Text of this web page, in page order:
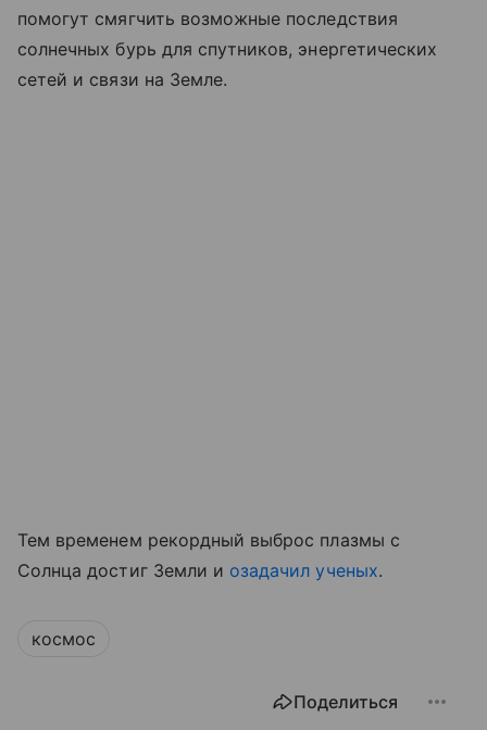
помогут смягчить возможные последствия
солнечных бурь для спутников, энергетических
сетей и связи на Земле.
Тем временем рекордный выброс плазмы с
Солнца достиг Земли и озадачил ученых.
космос
Поделиться